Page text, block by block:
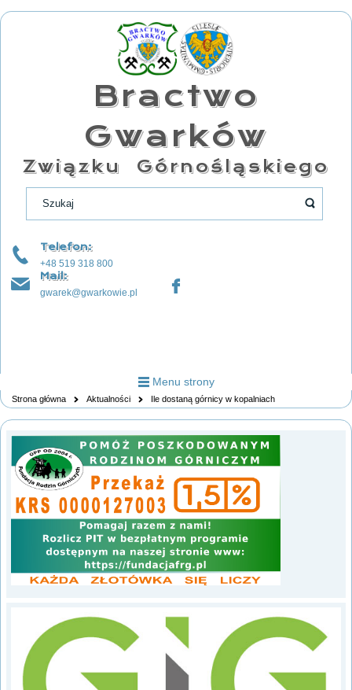
Bractwo
Gwarków
Związku Górnośląskiego
Telefon:
+48 519 318 800
Mail:
gwarek@gwarkowie.pl
Menu strony
Strona główna Aktualności Ile dostaną górnicy w kopalniach